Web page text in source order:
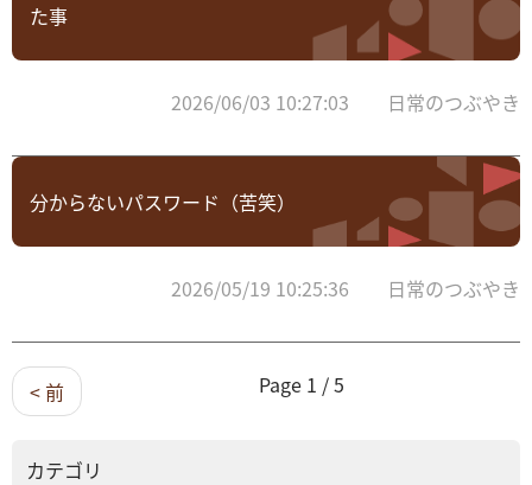
た事
2026/06/03 10:27:03 日常のつぶやき
分からないパスワード（苦笑）
2026/05/19 10:25:36 日常のつぶやき
< 前 Page 1 / 5
カテゴリ